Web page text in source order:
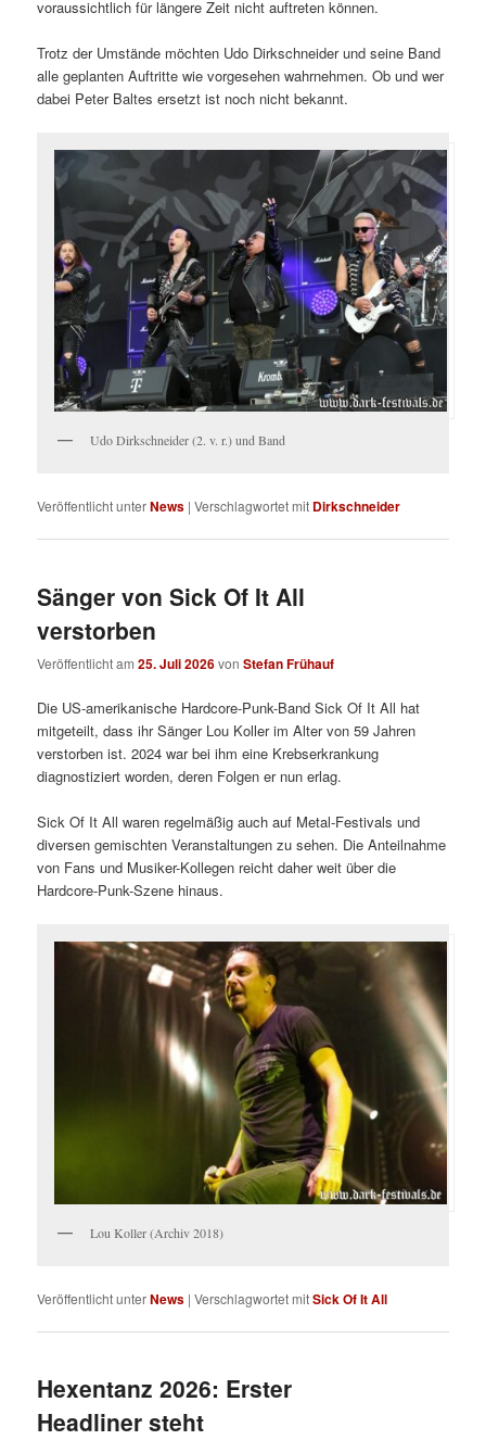
voraussichtlich für längere Zeit nicht auftreten können.
Trotz der Umstände möchten Udo Dirkschneider und seine Band
alle geplanten Auftritte wie vorgesehen wahrnehmen. Ob und wer
dabei Peter Baltes ersetzt ist noch nicht bekannt.
Udo Dirkschneider (2. v. r.) und Band
Veröffentlicht unterNews |Verschlagwortet mit Dirkschneider
Sänger von Sick Of It All
verstorben
Veröffentlicht am25. Juli 2026vonStefan Frühauf
Die US-amerikanische Hardcore-Punk-Band Sick Of It All hat
mitgeteilt, dass ihr Sänger Lou Koller im Alter von 59 Jahren
verstorben ist. 2024 war bei ihm eine Krebserkrankung
diagnostiziert worden, deren Folgen er nun erlag.
Sick Of It All waren regelmäßig auch auf Metal-Festivals und
diversen gemischten Veranstaltungen zu sehen. Die Anteilnahme
von Fans und Musiker-Kollegen reicht daher weit über die
Hardcore-Punk-Szene hinaus.
Lou Koller (Archiv 2018)
Veröffentlicht unterNews |Verschlagwortet mitSick Of It All
Hexentanz 2026: Erster
Headliner steht